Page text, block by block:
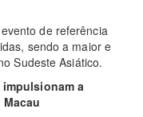
de referência
sendo a maior e
Sudeste Asiático.
a